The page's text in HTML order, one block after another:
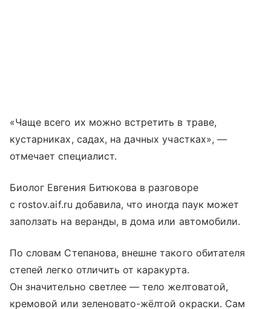
«Чаще всего их можно встретить в траве,
кустарниках, садах, на дачных участках», —
отмечает специалист.
Биолог Евгения Битюкова в разговоре
с rostov.aif.ru добавила, что иногда паук может
заползать на веранды, в дома или автомобили.
По словам Степанова, внешне такого обитателя
степей легко отличить от каракурта.
Он значительно светлее — тело желтоватой,
кремовой или зеленовато-жёлтой окраски. Сам